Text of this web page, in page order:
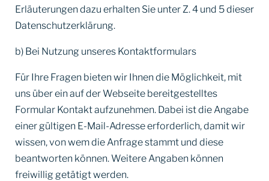
Erläuterungen dazu erhalten Sie unter Z. 4 und 5 dieser
Datenschutzerklärung.
b) Bei Nutzung unseres Kontaktformulars
Für Ihre Fragen bieten wir Ihnen die Möglichkeit, mit
uns über ein auf der Webseite bereitgestelltes
Formular Kontakt aufzunehmen. Dabei ist die Angabe
einer gültigen E-Mail-Adresse erforderlich, damit wir
wissen, von wem die Anfrage stammt und diese
beantworten können. Weitere Angaben können
freiwillig getätigt werden.